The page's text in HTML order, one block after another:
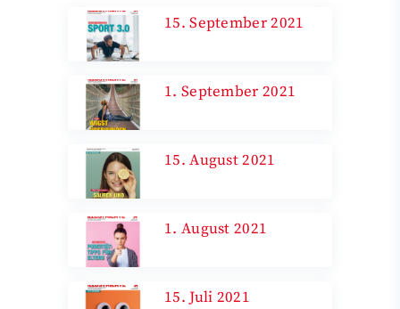
15. September 2021
1. September 2021
15. August 2021
1. August 2021
15. Juli 2021